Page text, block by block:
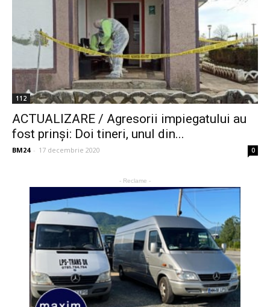
112
ACTUALIZARE / Agresorii impiegatului au
fost prinși: Doi tineri, unul din...
BM24 - 17 decembrie 2020 0
- Reclame -